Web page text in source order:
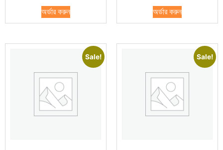
অর্ডার করুন অর্ডার করুন
Sale! Sale!